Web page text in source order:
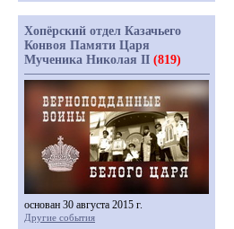
Хопёрский отдел Казачьего
Конвоя Памяти Царя
Мученика Николая II (819)
основан 30 августа 2015 г.
Другие события